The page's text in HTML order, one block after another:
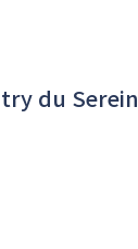
du Serein